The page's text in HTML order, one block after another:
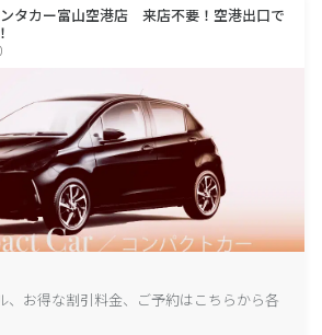
ンタカー富山空港店 来店不要！空港出口で
、お得な割引料金、ご予約はこちらから各